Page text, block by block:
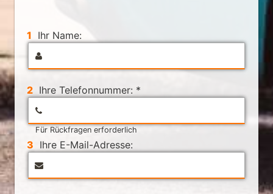
1 Ihr Name:
2 Ihre Telefonnummer: *
Für Rückfragen erforderlich
3 Ihre E-Mail-Adresse: